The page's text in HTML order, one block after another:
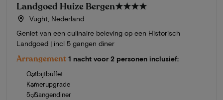
Landgoed Huize Bergen★★★★
Vught, Nederland
Geniet van een culinaire beleving op een Historisch
Landgoed | incl 5 gangen diner
Arrangement 1 nacht voor 2 personen inclusief:
Ontbijtbuffet
Kamerupgrade
5-Gangendiner